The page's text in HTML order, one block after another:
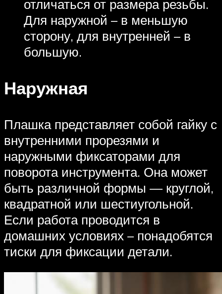
отличаться от размера резьбы.
Для наружной – в меньшую
сторону, для внутренней – в
большую.
Наружная
Плашка представляет собой гайку с
внутренними прорезями и
наружными фиксаторами для
поворота инструмента. Она может
быть различной формы — круглой,
квадратной или шестиугольной.
Если работа проводится в
домашних условиях – понадобятся
тиски для фиксации детали.